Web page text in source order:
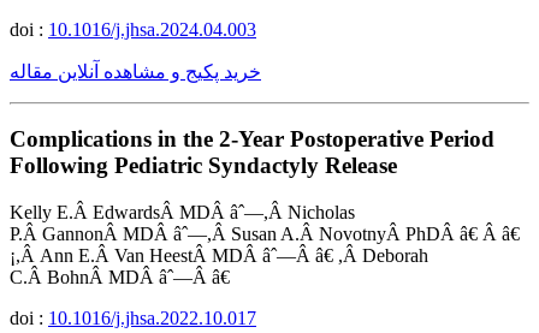
doi : 10.1016/j.jhsa.2024.04.003
خرید پکیج و مشاهده آنلاین مقاله
Complications in the 2-Year Postoperative Period
Following Pediatric Syndactyly Release
Kelly E.Â EdwardsÂ MDÂ âˆ—,Â Nicholas
P.Â GannonÂ MDÂ âˆ—,Â Susan A.Â NovotnyÂ PhDÂ â€ Â â€
¡,Â Ann E.Â Van HeestÂ MDÂ âˆ—Â â€ ,Â Deborah
C.Â BohnÂ MDÂ âˆ—Â â€
doi : 10.1016/j.jhsa.2022.10.017